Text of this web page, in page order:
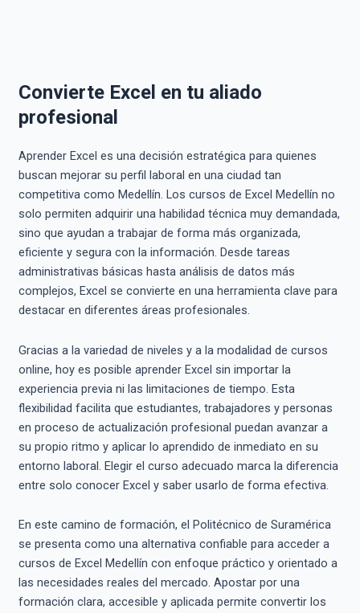
Convierte Excel en tu aliado
profesional
Aprender Excel es una decisión estratégica para quienes
buscan mejorar su perfil laboral en una ciudad tan
competitiva como Medellín. Los cursos de Excel Medellín no
solo permiten adquirir una habilidad técnica muy demandada,
sino que ayudan a trabajar de forma más organizada,
eficiente y segura con la información. Desde tareas
administrativas básicas hasta análisis de datos más
complejos, Excel se convierte en una herramienta clave para
destacar en diferentes áreas profesionales.
Gracias a la variedad de niveles y a la modalidad de cursos
online, hoy es posible aprender Excel sin importar la
experiencia previa ni las limitaciones de tiempo. Esta
flexibilidad facilita que estudiantes, trabajadores y personas
en proceso de actualización profesional puedan avanzar a
su propio ritmo y aplicar lo aprendido de inmediato en su
entorno laboral. Elegir el curso adecuado marca la diferencia
entre solo conocer Excel y saber usarlo de forma efectiva.
En este camino de formación, el Politécnico de Suramérica
se presenta como una alternativa confiable para acceder a
cursos de Excel Medellín con enfoque práctico y orientado a
las necesidades reales del mercado. Apostar por una
formación clara, accesible y aplicada permite convertir los